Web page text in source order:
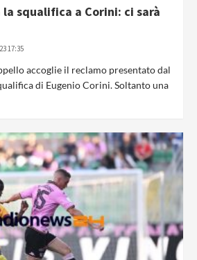
squalifica a Corini: ci sarà
17:35
accoglie il reclamo presentato dal
di Eugenio Corini. Soltanto una